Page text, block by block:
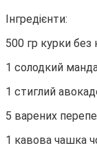
Інгредієнти:
500 гр курки без
1 солодкий
1 стиглий
5 варених
1 кавова чашка